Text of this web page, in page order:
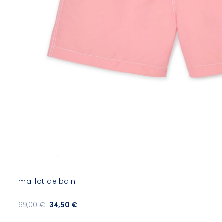
maillot de bain
34,50 €
69,00 €